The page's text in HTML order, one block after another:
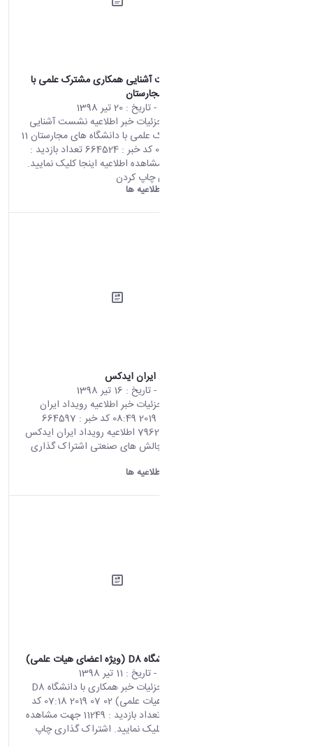
اطلاعیه نشست آشنایی همکاری مشترک علمی با
دانشگاه های مجارستان
- تاریخ : 20 تیر 1398
صفحه اصلی جزئیات خبر اطلاعیه نشست آشنایی
همکاری مشترک علمی با دانشگاه های مجارستان 11
07 2019 03:48 کد خبر : 664524 تعداد بازدید :
7337 جهت مشاهده اطلاعیه اینجا کلیک نمایید.
اشتراک گذاری چاپ کردن
اطلاعیه ها
اطلاعیه رویداد ایران ایدکس
- تاریخ : 16 تیر 1398
صفحه اصلی جزئیات خبر اطلاعیه رویداد ایران
ایدکس 07 07 2019 08:49 کد خبر : 664597
تعداد بازدید : 7962 اطلاعیه رویداد ایران ایدکس
با رویکرد حل چالش های صنعتی اشتراک گذاری
اطلاعیه ها
همکاری با دانشگاه D8 (ویژه اعضای هیات علمی)
- تاریخ : 11 تیر 1398
صفحه اصلی جزئیات خبر همکاری با دانشگاه D8
(ویژه اعضای هیات علمی) 02 07 2019 07:18 کد
خبر : 664711 تعداد بازدید : 11249 جهت مشاهده
اطلاعیه اینجا کلیک نمایید. اشتراک گذاری چاپ